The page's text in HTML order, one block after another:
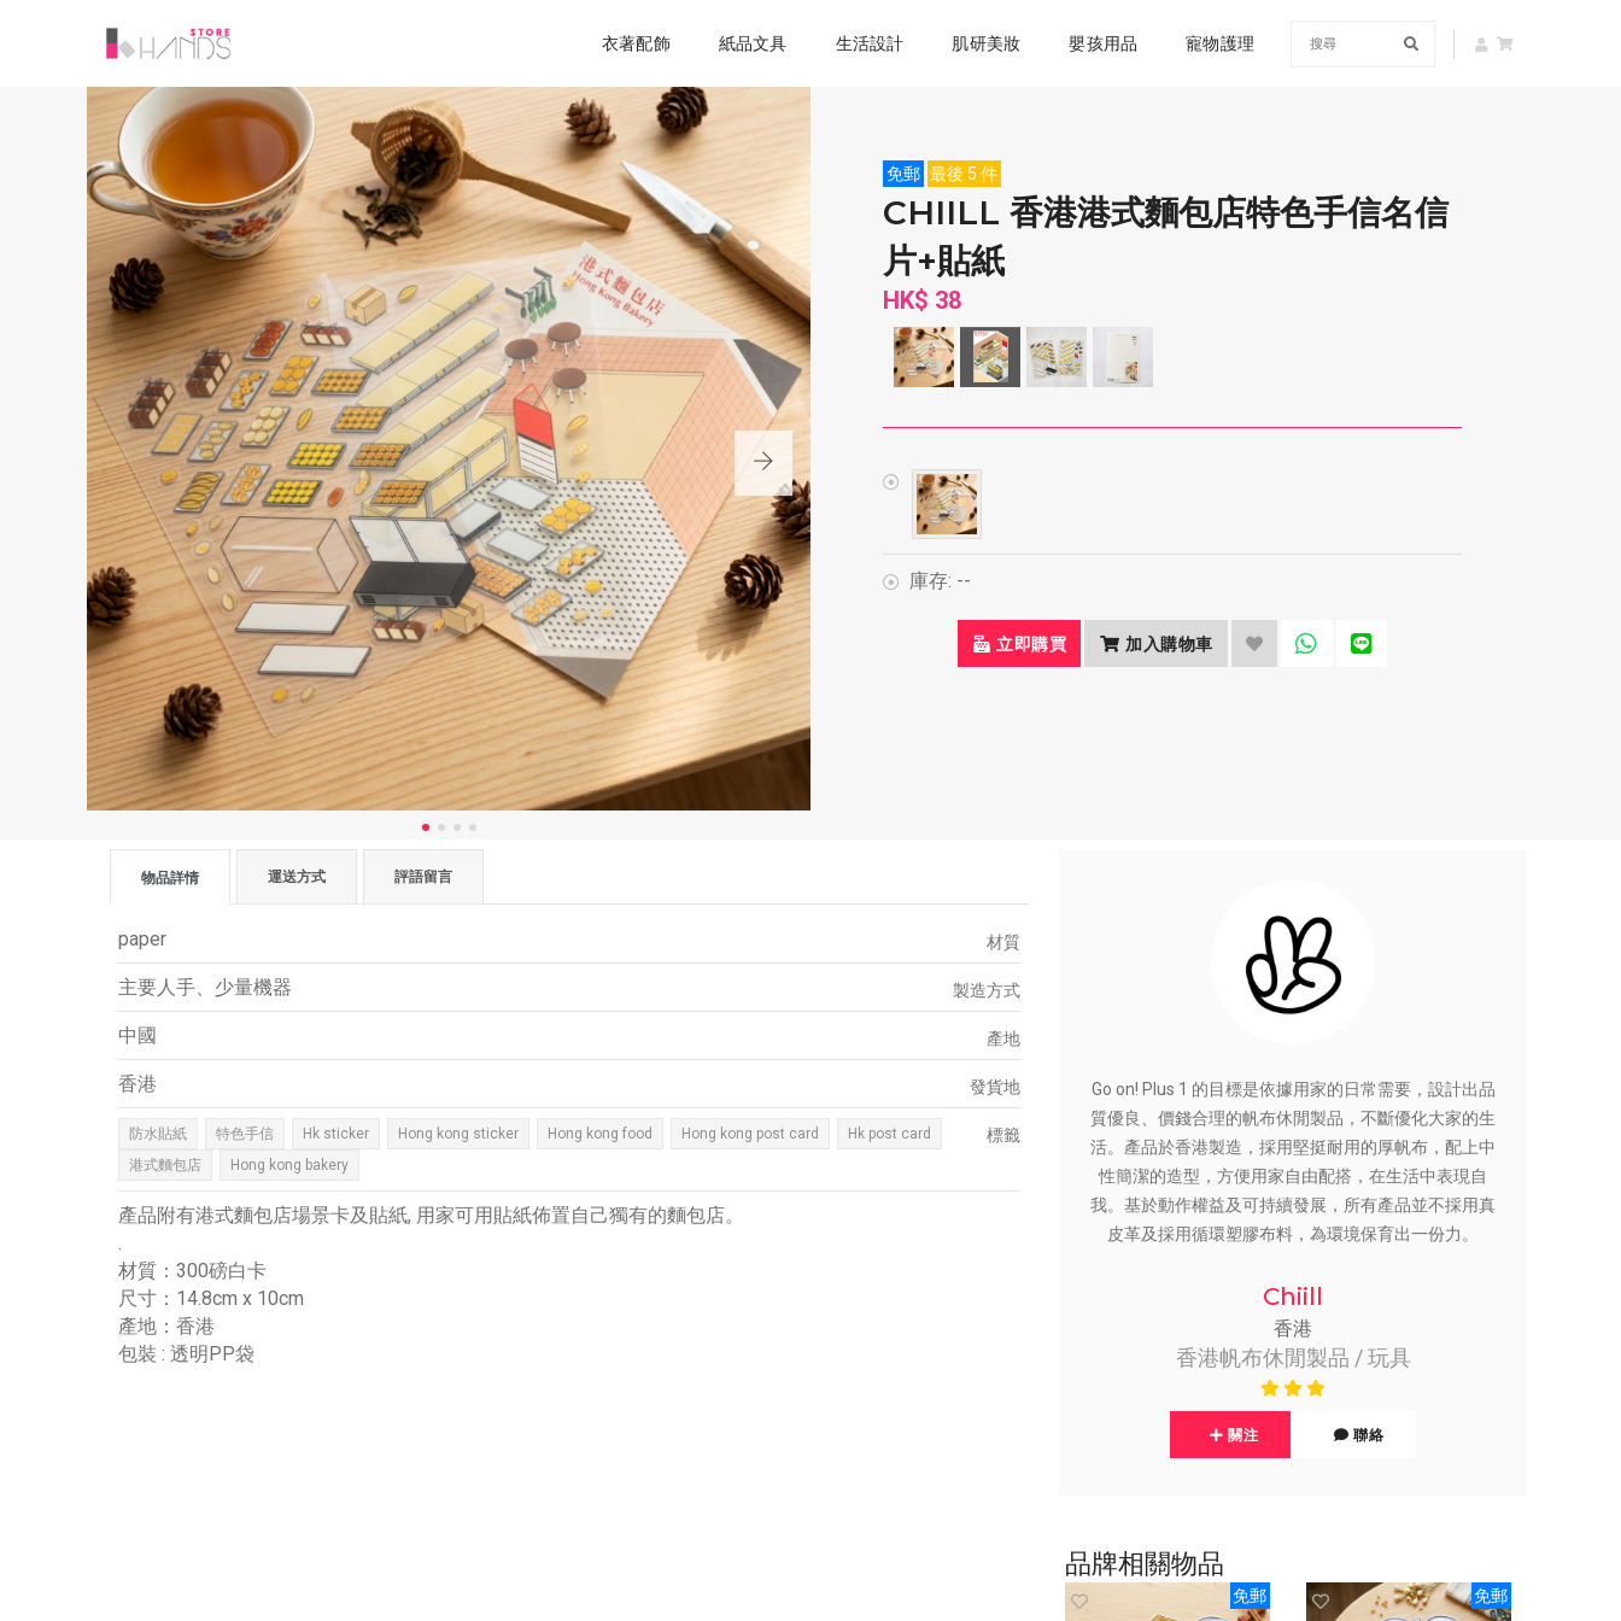
衣著配飾 紙品文具 生活設計 肌研美妝 嬰孩用品 寵物護理
免郵 最後 5 件
CHIILL 香港港式麵包店特色手信名信
片+貼紙
HK$ 38
庫存: --
立即購買 加入購物車
物品詳情 運送方式 評語留言
材質
paper
製造方式
主要人手、少量機器
產地
中國
發貨地
香港
標籤
防水貼紙 特色手信 Hk sticker Hong kong sticker Hong kong food Hong kong post card
Hk post card
港式麵包店
Hong kong bakery
產品附有港式麵包店場景卡及貼紙, 用家可用貼紙佈置自己獨有的麵包店。
.
材質：300磅白卡
尺寸：14.8cm x 10cm
產地：香港
包裝 : 透明PP袋
Go on! Plus 1 的目標是依據用家的日常需要，設計出品
質優良、價錢合理的帆布休閒製品，不斷優化大家的生
活。產品於香港製造，採用堅挺耐用的厚帆布，配上中
性簡潔的造型，方便用家自由配搭，在生活中表現自
我。基於動作權益及可持續發展，所有產品並不採用真
皮革及採用循環塑膠布料，為環境保育出一份力。
Chiill
香港
香港帆布休閒製品 / 玩具
關注 聯絡
品牌相關物品
免郵 免郵